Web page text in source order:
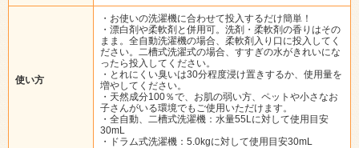
使い方
・お使いの洗濯機に合わせて投入するだけ簡単！
・漂白剤や柔軟剤と併用可。洗剤・柔軟剤の香りはその
まま。全自動洗濯機の場合、柔軟剤入り口に投入してく
ださい。二槽式洗濯式の場合、すすぎの水がきれいにな
ったら投入してください。
・とれにくい臭いは30分程度浸け置きするか、使用量を
増やしてください。
・天然成分100％で、お肌の弱い方、ペットや小さなお
子さんがいる環境でもご使用いただけます。
・全自動、二槽式洗濯機：水量55Lに対して使用目安
30mL
・ドラム式洗濯機：5.0kgに対して使用目安30mL